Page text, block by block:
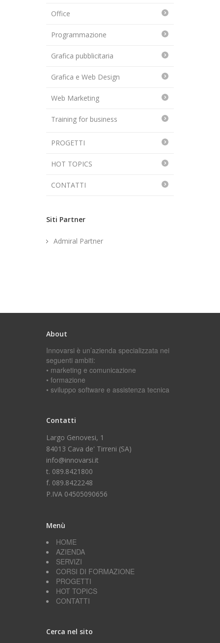
Office
Programmazione
Grafica pubblicitaria
Grafica e Web Design
Web Marketing
Training for business
PROGETTI
HOT TOPICS
CONTATTI
Siti Partner
Admiral Partner
About
Innovarsi è un’azienda specializzata nei
seguenti ambiti:
• marketing e comunicazione
• formazione
• sviluppo software e assistenza tecnica
Contatti
Largo Genovesi, 1
84013 Cava de' Tirreni (SA)
info@innovarsi.it
t. 089.8421800
f. 089.8422248
P.IVA 04505090656
Menù
HOME
AZIENDA
SERVIZI
CORSI DI FORMAZIONE
PROGETTI
HOT TOPICS
CONTATTI
Cerca nel sito